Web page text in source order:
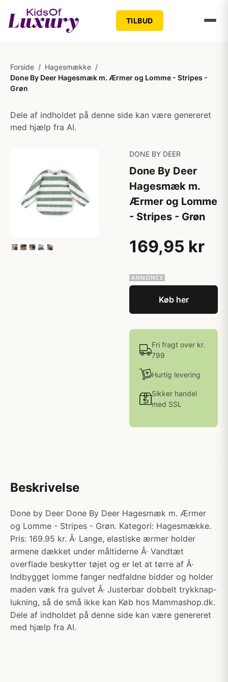
TILBUD
Forside / Hagesmække /
Done By Deer Hagesmæk m. Ærmer og Lomme - Stripes -
Grøn
Dele af indholdet på denne side kan være genereret
med hjælp fra AI.
DONE BY DEER
Done By Deer
Hagesmæk m.
Ærmer og Lomme
- Stripes - Grøn
169,95 kr
Køb her
Fri fragt over kr.
799
Hurtig levering
Sikker handel
med SSL
Beskrivelse
Done by Deer Done By Deer Hagesmæk m. Ærmer
og Lomme - Stripes - Grøn. Kategori: Hagesmække.
Pris: 169.95 kr. Â· Lange, elastiske ærmer holder
armene dækket under måltiderne Â· Vandtæt
overflade beskytter tøjet og er let at tørre af Â·
Indbygget lomme fanger nedfaldne bidder og holder
maden væk fra gulvet Â· Justerbar dobbelt trykknap-
lukning, så de små ikke kan Køb hos Mammashop.dk.
Dele af indholdet på denne side kan være genereret
med hjælp fra AI.